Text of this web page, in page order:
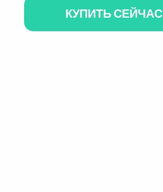
КУПИТЬ СЕЙЧАС